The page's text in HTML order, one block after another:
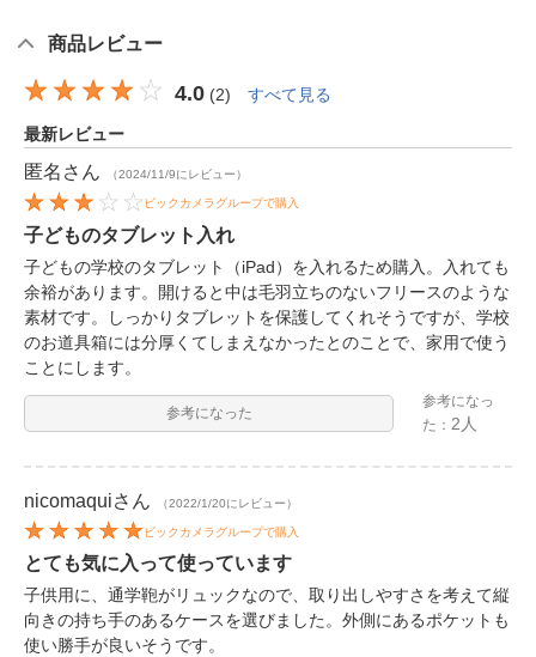
商品レビュー
4.0 (2) すべて見る
最新レビュー
匿名 さん （2024/11/9にレビュー）
ビックカメラグループで購入
子どものタブレット入れ
子どもの学校のタブレット（iPad）を入れるため購入。入れても
余裕があります。開けると中は毛羽立ちのないフリースのような
素材です。しっかりタブレットを保護してくれそうですが、学校
のお道具箱には分厚くてしまえなかったとのことで、家用で使う
ことにします。
参考になった
参考になっ
た：2人
nicomaquiさん （2022/1/20にレビュー）
ビックカメラグループで購入
とても気に入って使っています
子供用に、通学鞄がリュックなので、取り出しやすさを考えて縦
向きの持ち手のあるケースを選びました。外側にあるポケットも
使い勝手が良いそうです。